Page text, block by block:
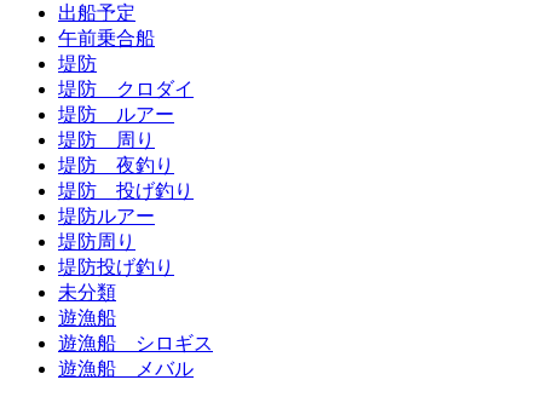
出船予定
午前乗合船
堤防
堤防 クロダイ
堤防 ルアー
堤防 周り
堤防 夜釣り
堤防 投げ釣り
堤防ルアー
堤防周り
堤防投げ釣り
未分類
遊漁船
遊漁船 シロギス
遊漁船 メバル